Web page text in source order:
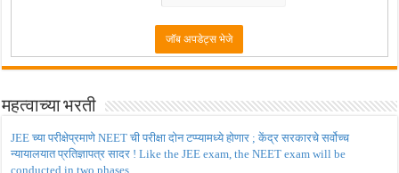
महत्वाच्या भरती
JEE च्या परीक्षेप्रमाणे NEET ची परीक्षा दोन टप्प्यामध्ये होणार ; केंद्र सरकारचे सर्वोच्च
न्यायालयात प्रतिज्ञापत्र सादर ! Like the JEE exam, the NEET exam will be
conducted in two phases.